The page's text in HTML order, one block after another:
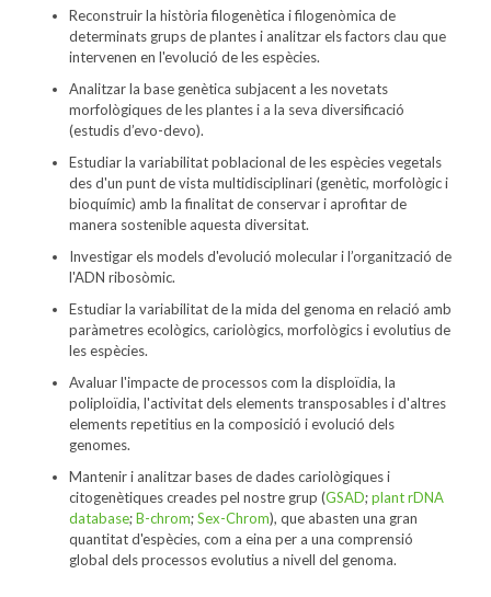
Reconstruir la història filogenètica i filogenòmica de
determinats grups de plantes i analitzar els factors clau que
intervenen en l'evolució de les espècies.
Analitzar la base genètica subjacent a les novetats
morfològiques de les plantes i a la seva diversificació
(estudis d’evo-devo).
Estudiar la variabilitat poblacional de les espècies vegetals
des d'un punt de vista multidisciplinari (genètic, morfològic i
bioquímic) amb la finalitat de conservar i aprofitar de
manera sostenible aquesta diversitat.
Investigar els models d'evolució molecular i l’organització de
l'ADN ribosòmic.
Estudiar la variabilitat de la mida del genoma en relació amb
paràmetres ecològics, cariològics, morfològics i evolutius de
les espècies.
Avaluar l'impacte de processos com la disploïdia, la
poliploïdia, l'activitat dels elements transposables i d'altres
elements repetitius en la composició i evolució dels
genomes.
Mantenir i analitzar bases de dades cariològiques i
citogenètiques creades pel nostre grup (GSAD;plant rDNA
database;B-chrom;Sex-Chrom), que abasten una gran
quantitat d'espècies, com a eina per a una comprensió
global dels processos evolutius a nivell del genoma.